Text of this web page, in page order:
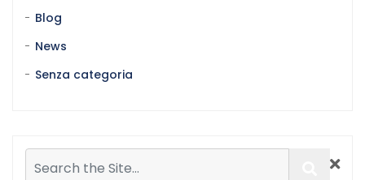
Blog
News
Senza categoria